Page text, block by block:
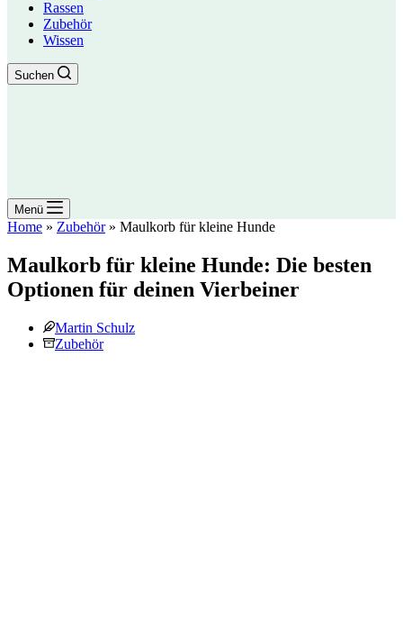
Rassen
Zubehör
Wissen
Suchen
Menü
Home » Zubehör» Maulkorb für kleine Hunde
Maulkorb für kleine Hunde: Die besten
Optionen für deinen Vierbeiner
Martin Schulz
Zubehör